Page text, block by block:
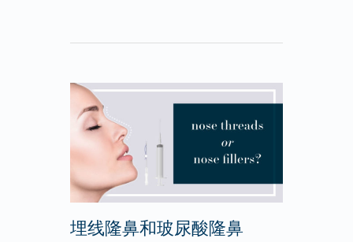
埋线隆鼻和玻尿酸隆鼻